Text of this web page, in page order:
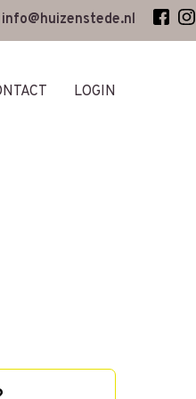
info@huizenstede.nl
LOGIN